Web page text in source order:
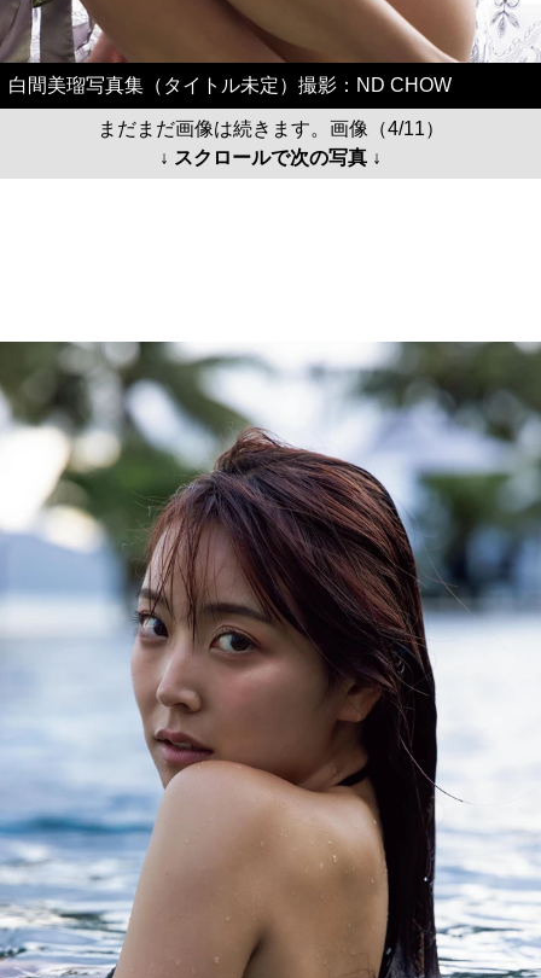
白間美瑠写真集（タイトル未定）撮影：ND CHOW
まだまだ画像は続きます。画像（4/11）
↓ スクロールで次の写真 ↓